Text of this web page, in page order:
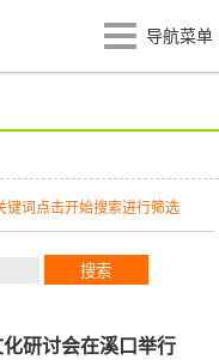
导航菜单
键词点击开始搜索进行筛选
研讨会在溪口举行